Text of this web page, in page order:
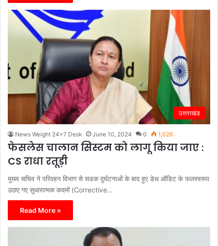
उत्तराखंड
News Weight 24x7 Desk June 10, 2024 0 1,026
फेसलेस चालान सिस्टम को लागू किया जाए :
CS राधा रतूड़ी
मुख्य सचिव ने परिवहन विभाग से सडक दुर्घटनाओं के बाद हुए डेथ ऑडिट के फलस्वरूप
उठाए गए सुधारात्मक कदमों (Corrective…
Read More »